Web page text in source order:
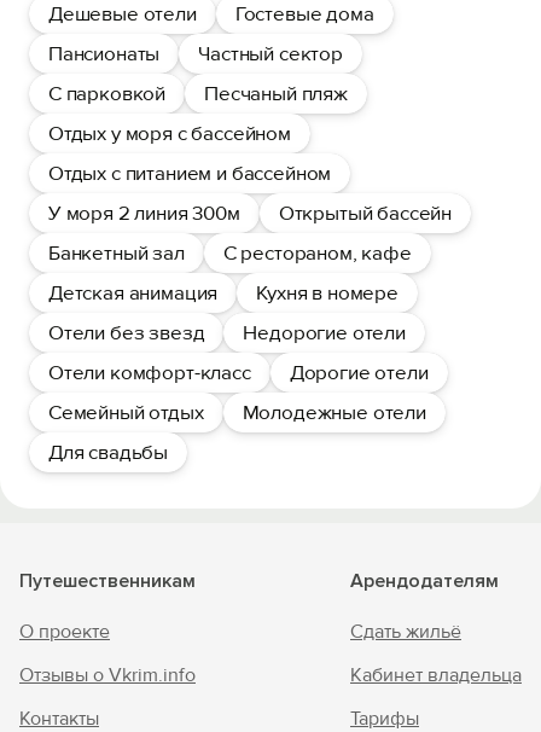
Дешевые отели
Гостевые дома
Пансионаты
Частный сектор
С парковкой
Песчаный пляж
Отдых у моря с бассейном
Отдых с питанием и бассейном
У моря 2 линия 300м
Открытый бассейн
Банкетный зал
С рестораном, кафе
Детская анимация
Кухня в номере
Отели без звезд
Недорогие отели
Отели комфорт-класс
Дорогие отели
Семейный отдых
Молодежные отели
Для свадьбы
Путешественникам
О проекте
Отзывы о Vkrim.info
Контакты
Арендодателям
Сдать жильё
Кабинет владельца
Тарифы